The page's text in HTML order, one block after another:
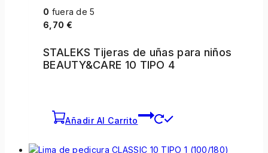
0 fuera de 5
6,70 €
STALEKS Tijeras de uñas para niños
BEAUTY&CARE 10 TIPO 4
Añadir Al Carrito